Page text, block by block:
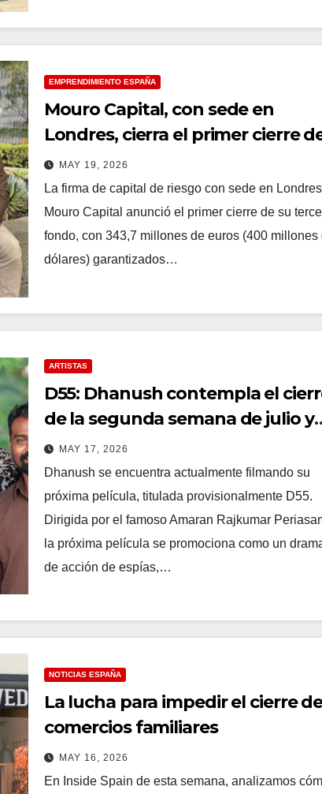
EMPRENDIMIENTO ESPAÑA
Mouro Capital, con sede en
Londres, cierra el primer cierre
343,4 millones de euros para un
tercer fondo respaldado por
Santander
MAY 19, 2026
La firma de capital de riesgo con sede en Londres
Mouro Capital anunció el primer cierre de su
fondo, con 343,7 millones de euros (400 millones
dólares) garantizados…
ARTISTAS
D55: Dhanush contempla el
de la segunda semana de julio y
filma escenas clave con
Mammootty en Chennai; Informe
MAY 17, 2026
Dhanush se encuentra actualmente filmando su
próxima película, titulada provisionalmente D55.
Dirigida por el famoso Amaran Rajkumar
la próxima película se promociona como un
de acción de espías,…
NOTICIAS ESPAÑA
La lucha para impedir el cierre
comercios familiares
MAY 16, 2026
En Inside Spain de esta semana, analizamos